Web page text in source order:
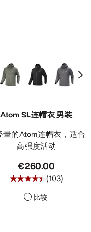
Atom SL连帽衣 男装
高强度活动
€260.00
(103)
比较